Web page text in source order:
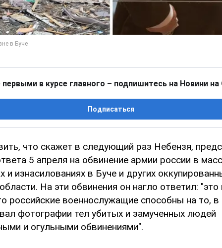
первыми в курсе главного – подпишитесь на Новини на
Подписаться
что скажет в следующий раз Небензя,
5 апреля на обвинение армии россии в
и изнасилованиях в Буче и других
На эти обвинения он нагло ответил:
российские военнослужащие способны на то, в
фотографии тел убитых и замученных людей
и огульными обвинениями".